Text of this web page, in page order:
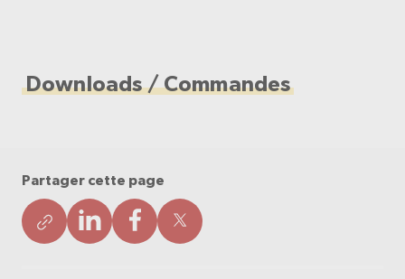
Downloads / Commandes
Partager cette page